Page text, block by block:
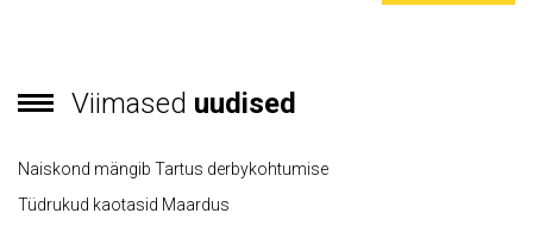
Viimased uudised
Naiskond mängib Tartus derbykohtumise
Tüdrukud kaotasid Maardus